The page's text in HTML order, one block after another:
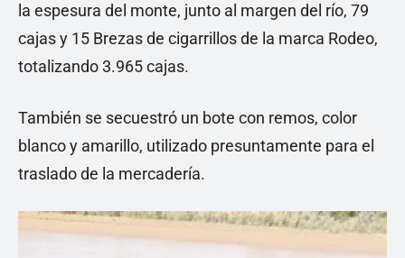
la espesura del monte, junto al margen del río, 79
cajas y 15 Brezas de cigarrillos de la marca Rodeo,
totalizando 3.965 cajas.
También se secuestró un bote con remos, color
blanco y amarillo, utilizado presuntamente para el
traslado de la mercadería.